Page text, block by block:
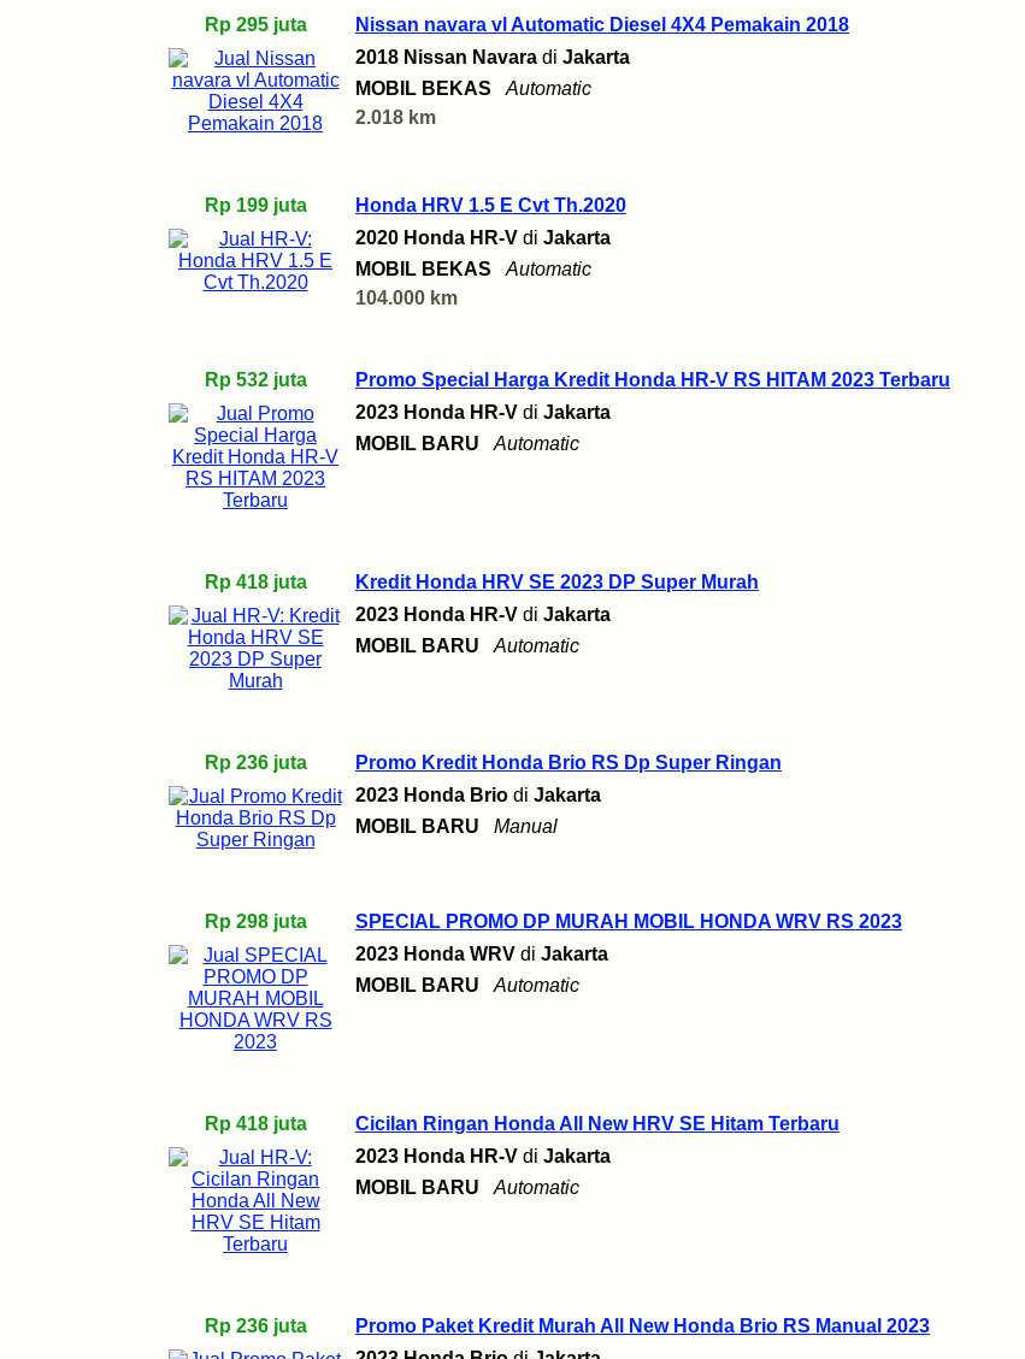
Rp 295 juta
Nissan navara vl Automatic Diesel 4X4 Pemakain 2018
2018 Nissan Navara di Jakarta
MOBIL BEKAS
Automatic
2.018 km
Rp 199 juta
Honda HRV 1.5 E Cvt Th.2020
2020 Honda HR-V di Jakarta
MOBIL BEKAS
Automatic
104.000 km
Rp 532 juta
Promo Special Harga Kredit Honda HR-V RS HITAM 2023 Terbaru
2023 Honda HR-V di Jakarta
MOBIL BARU
Automatic
Rp 418 juta
Kredit Honda HRV SE 2023 DP Super Murah
2023 Honda HR-V di Jakarta
MOBIL BARU
Automatic
Rp 236 juta
Promo Kredit Honda Brio RS Dp Super Ringan
2023 Honda Brio di Jakarta
MOBIL BARU
Manual
Rp 298 juta
SPECIAL PROMO DP MURAH MOBIL HONDA WRV RS 2023
2023 Honda WRV di Jakarta
MOBIL BARU
Automatic
Rp 418 juta
Cicilan Ringan Honda All New HRV SE Hitam Terbaru
2023 Honda HR-V di Jakarta
MOBIL BARU
Automatic
Rp 236 juta
Promo Paket Kredit Murah All New Honda Brio RS Manual 2023